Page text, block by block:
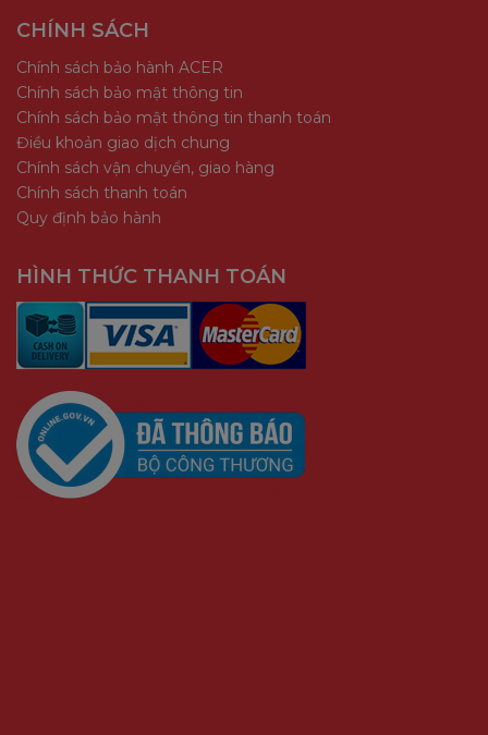
CHÍNH SÁCH
Chính sách bảo hành ACER
Chính sách bảo mật thông tin
Chính sách bảo mật thông tin thanh toán
Điều khoản giao dịch chung
Chính sách vận chuyển, giao hàng
Chính sách thanh toán
Quy định bảo hành
HÌNH THỨC THANH TOÁN